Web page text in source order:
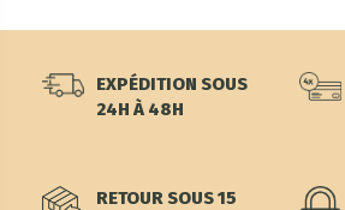
EXPÉDITION SOUS
24H À 48H
RETOUR SOUS 15